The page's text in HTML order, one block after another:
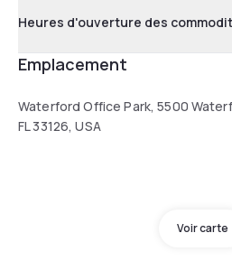
Heures d'ouverture des
Emplacement
Waterford Office Park, 5500
FL 33126, USA
Voir carte